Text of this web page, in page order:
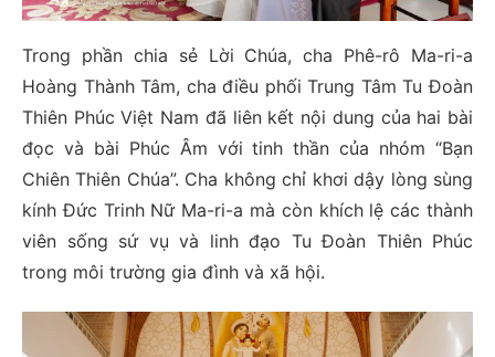
Trong phần chia sẻ Lời Chúa, cha Phê-rô Ma-ri-a
Hoàng Thành Tâm, cha điều phối Trung Tâm Tu Đoàn
Thiên Phúc Việt Nam đã liên kết nội dung của hai bài
đọc và bài Phúc Âm với tinh thần của nhóm “Bạn
Chiên Thiên Chúa”. Cha không chỉ khơi dậy lòng sùng
kính Đức Trinh Nữ Ma-ri-a mà còn khích lệ các thành
viên sống sứ vụ và linh đạo Tu Đoàn Thiên Phúc
trong môi trường gia đình và xã hội.